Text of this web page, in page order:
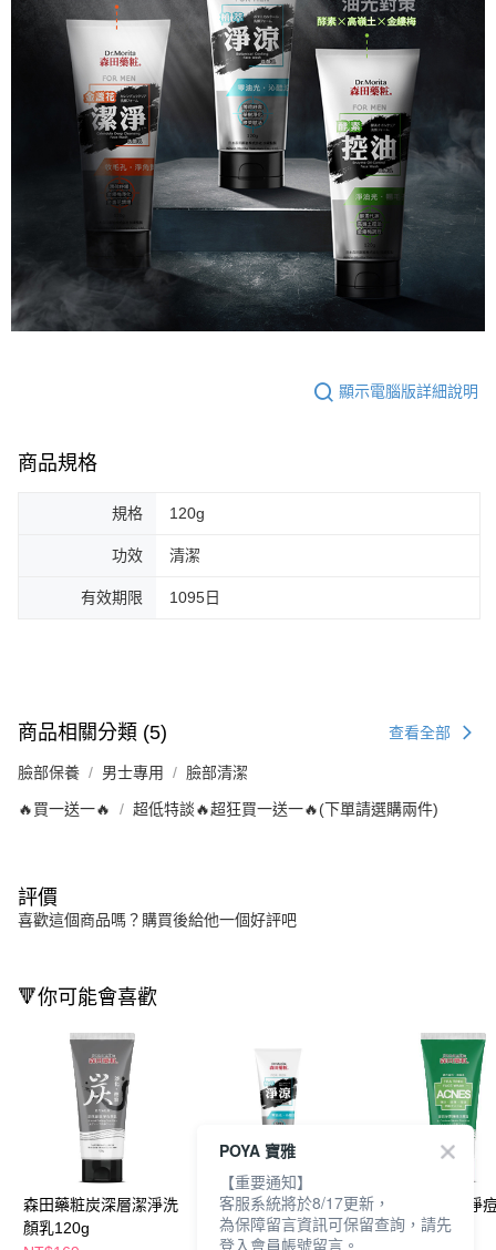
顯示電腦版詳細說明
商品規格
規格 120g
功效 清潔
有效期限 1095日
商品相關分類 (5) 查看全部
臉部保養 男士專用 臉部清潔
🔥買一送一🔥 超低特談🔥超狂買一送一🔥(下單請選購兩件)
評價
喜歡這個商品嗎？購買後給他一個好評吧
🔻你可能會喜歡
森田藥粧炭深層潔淨洗
顏乳120g
森田藥粧植萃淨涼洗顏
乳120g
森田藥粧茶樹淨
洗顏乳120g
POYA 寶雅
【重要通知】
客服系統將於8/17更新，
為保障留言資訊可保留查詢，請先
登入會員帳號留言。